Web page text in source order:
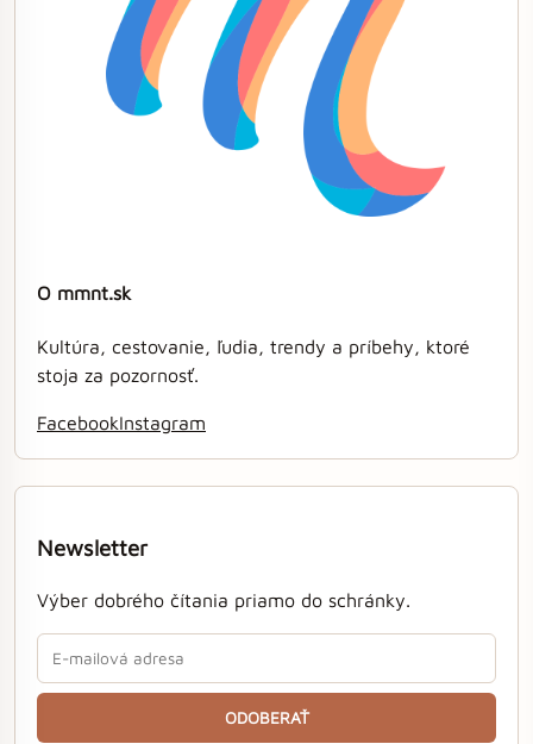
O mmnt.sk
Kultúra, cestovanie, ľudia, trendy a príbehy, ktoré
stoja za pozornosť.
FacebookInstagram
Newsletter
Výber dobrého čítania priamo do schránky.
ODOBERAŤ